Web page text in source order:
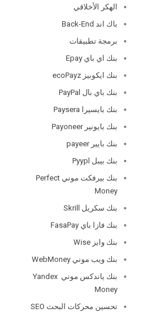
الهكر الأخلاقي
باك اند Back-End
برمجة تطبيقات
بنك اي باي Epay
بنك ايكوبيز ecoPayz
بنك باي بال PayPal
بنك بايسيرا Paysera
بنك بايونير Payoneer
بنك بايير payeer
بنك بيبل Pyypl
بنك بيرفكت موني Perfect
Money
بنك سكريل Skrill
بنك فازا باي FasaPay
بنك وايز Wise
بنك ويب موني WebMoney
بنك ياندكس موني Yandex
Money
تحسين محركات البحث SEO